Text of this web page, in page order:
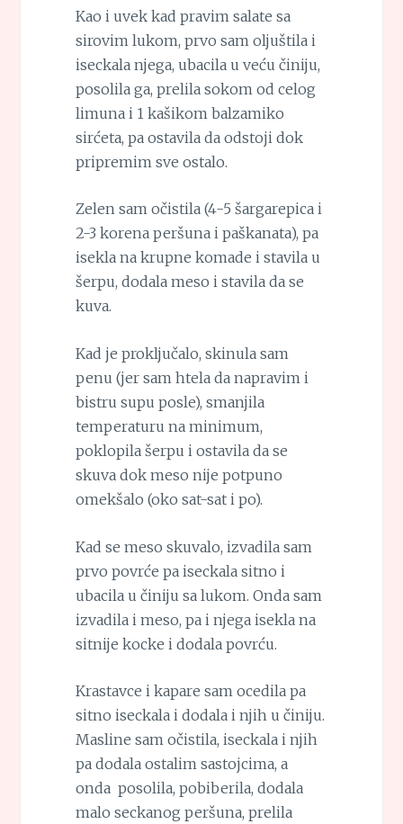
Kao i uvek kad pravim salate sa
sirovim lukom, prvo sam oljuštila i
iseckala njega, ubacila u veću činiju,
posolila ga, prelila sokom od celog
limuna i 1 kašikom balzamiko
sirćeta, pa ostavila da odstoji dok
pripremim sve ostalo.
Zelen sam očistila (4-5 šargarepica i
2-3 korena peršuna i paškanata), pa
isekla na krupne komade i stavila u
šerpu, dodala meso i stavila da se
kuva.
Kad je proključalo, skinula sam
penu (jer sam htela da napravim i
bistru supu posle), smanjila
temperaturu na minimum,
poklopila šerpu i ostavila da se
skuva dok meso nije potpuno
omekšalo (oko sat-sat i po).
Kad se meso skuvalo, izvadila sam
prvo povrće pa iseckala sitno i
ubacila u činiju sa lukom. Onda sam
izvadila i meso, pa i njega isekla na
sitnije kocke i dodala povrću.
Krastavce i kapare sam ocedila pa
sitno iseckala i dodala i njih u činiju.
Masline sam očistila, iseckala i njih
pa dodala ostalim sastojcima, a
onda posolila, pobiberila, dodala
malo seckanog peršuna, prelila